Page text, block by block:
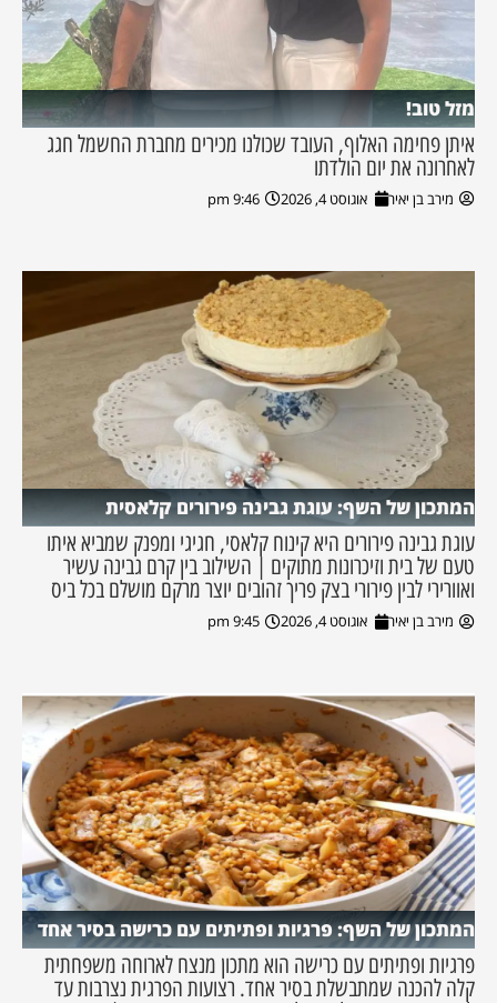
מזל טוב!
איתן פחימה האלוף, העובד שכולנו מכירים מחברת החשמל חגג
לאחרונה את יום הולדתו
מירב בן יאיר אוגוסט 4, 2026 9:46 pm
המתכון של השף: עוגת גבינה פירורים קלאסית
עוגת גבינה פירורים היא קינוח קלאסי, חגיגי ומפנק שמביא איתו
טעם של בית וזיכרונות מתוקים | השילוב בין קרם גבינה עשיר
ואוורירי לבין פירורי בצק פריך זהובים יוצר מרקם מושלם בכל ביס
מירב בן יאיר אוגוסט 4, 2026 9:45 pm
המתכון של השף: פרגיות ופתיתים עם כרישה בסיר אחד
פרגיות ופתיתים עם כרישה הוא מתכון מנצח לארוחה משפחתית
קלה להכנה שמתבשלת בסיר אחד. רצועות הפרגית נצרבות עד